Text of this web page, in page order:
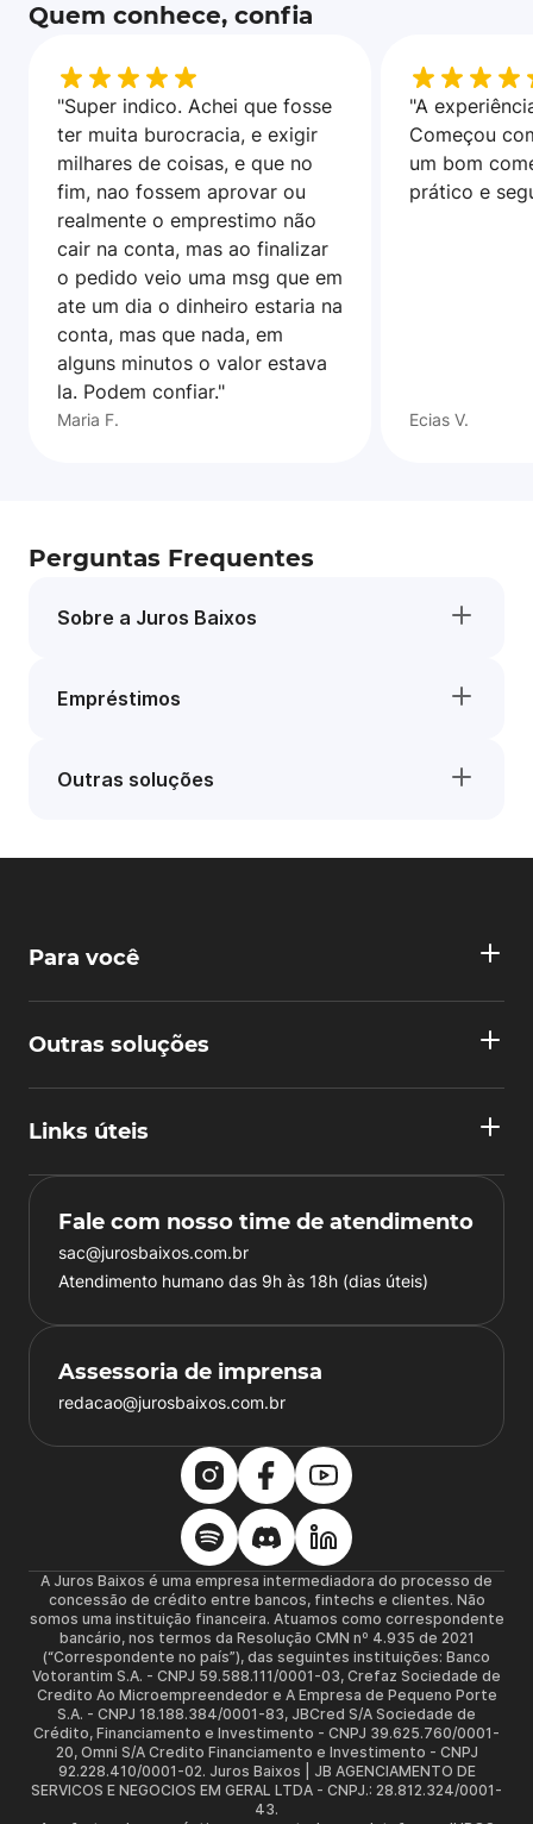
Quem conhece, confia
"Super indico. Achei que fosse
ter muita burocracia, e exigir
milhares de coisas, e que no
fim, nao fossem aprovar ou
realmente o emprestimo não
cair na conta, mas ao finalizar
o pedido veio uma msg que em
ate um dia o dinheiro estaria na
conta, mas que nada, em
alguns minutos o valor estava
la. Podem confiar."
Maria F.
"A
Começou
um bom
prático e
Ecias V.
Perguntas Frequentes
Sobre a Juros Baixos
Empréstimos
Outras soluções
Para você
Outras soluções
Links úteis
Fale com nosso time de atendimento
sac@jurosbaixos.com.br
Atendimento humano das 9h às 18h (dias úteis)
Assessoria de imprensa
redacao@jurosbaixos.com.br
A Juros Baixos é uma empresa intermediadora do processo de
concessão de crédito entre bancos, fintechs e clientes. Não
somos uma instituição financeira. Atuamos como correspondente
bancário, nos termos da Resolução CMN nº 4.935 de 2021
(“Correspondente no país”), das seguintes instituições: Banco
Votorantim S.A. - CNPJ 59.588.111/0001-03, Crefaz Sociedade de
Credito Ao Microempreendedor e A Empresa de Pequeno Porte
S.A. - CNPJ 18.188.384/0001-83, JBCred S/A Sociedade de
Crédito, Financiamento e Investimento - CNPJ 39.625.760/0001-
20, Omni S/A Credito Financiamento e Investimento - CNPJ
92.228.410/0001-02. Juros Baixos | JB AGENCIAMENTO DE
SERVICOS E NEGOCIOS EM GERAL LTDA - CNPJ.: 28.812.324/0001-
43.